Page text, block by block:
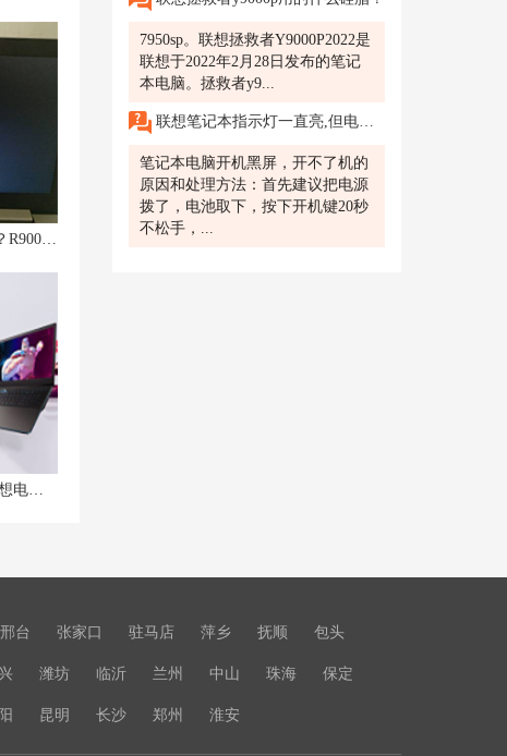
联想拯救者R9000P总是死机重启？R9000P开启平衡模式后频繁黑屏重启？
福州联想笔记本维修中心_福州联想电脑售后服务网点|售后电话
7950sp。联想拯救者Y9000P2022是
联想于2022年2月28日发布的笔记
本电脑。拯救者y9...
联想笔记本指示灯一直亮,但电脑打不开这是为何?
笔记本电脑开机黑屏，开不了机的
原因和处理方法：首先建议把电源
拨了，电池取下，按下开机键20秒
不松手，...
邢台 张家口 驻马店 萍乡 抚顺 包头
潍坊 临沂 兰州 中山 珠海 保定
昆明 长沙 郑州 淮安